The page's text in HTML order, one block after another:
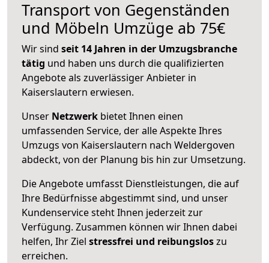
Transport von Gegenständen
und Möbeln Umzüge ab 75€
Wir sind seit 14 Jahren in der Umzugsbranche
tätig und haben uns durch die qualifizierten
Angebote als zuverlässiger Anbieter in
Kaiserslautern erwiesen.
Unser Netzwerk bietet Ihnen einen
umfassenden Service, der alle Aspekte Ihres
Umzugs von Kaiserslautern nach Weldergoven
abdeckt, von der Planung bis hin zur Umsetzung.
Die Angebote umfasst Dienstleistungen, die auf
Ihre Bedürfnisse abgestimmt sind, und unser
Kundenservice steht Ihnen jederzeit zur
Verfügung. Zusammen können wir Ihnen dabei
helfen, Ihr Ziel stressfrei und reibungsloszu
erreichen.